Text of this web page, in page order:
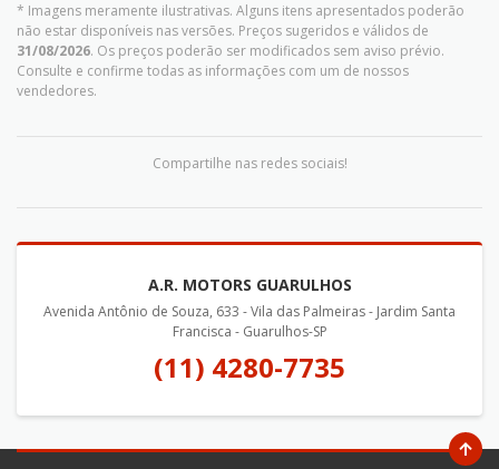
* Imagens meramente ilustrativas. Alguns itens apresentados poderão
não estar disponíveis nas versões. Preços sugeridos e válidos de
31/08/2026. Os preços poderão ser modificados sem aviso prévio.
Consulte e confirme todas as informações com um de nossos
vendedores.
Compartilhe nas redes sociais!
A.R. MOTORS GUARULHOS
Avenida Antônio de Souza, 633 - Vila das Palmeiras - Jardim Santa
Francisca - Guarulhos-SP
(11) 4280-7735